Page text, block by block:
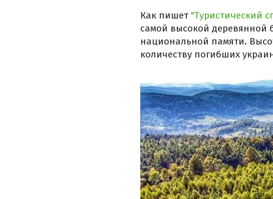
Как пишет "Туристический
самой высокой
национальной памяти.
количеству погибших